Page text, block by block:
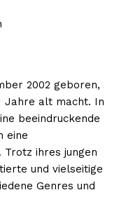
2002 geboren,
Jahre alt macht. In
beeindruckende
eine
ihres jungen
und vielseitige
Genres und